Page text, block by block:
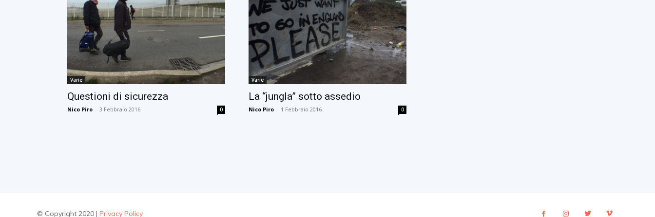
Varie
Questioni di sicurezza
Nico Piro - 3 Febbraio 2016 0
Varie
La “jungla” sotto assedio
Nico Piro - 1 Febbraio 2016 0
© Copyright 2020 | Privacy Policy